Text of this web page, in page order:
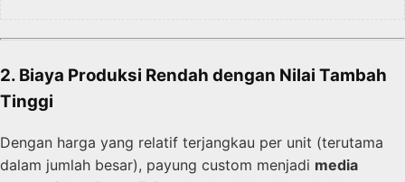
2. Biaya Produksi Rendah dengan Nilai Tambah
Tinggi
Dengan harga yang relatif terjangkau per unit (terutama
dalam jumlah besar), payung custom menjadi media